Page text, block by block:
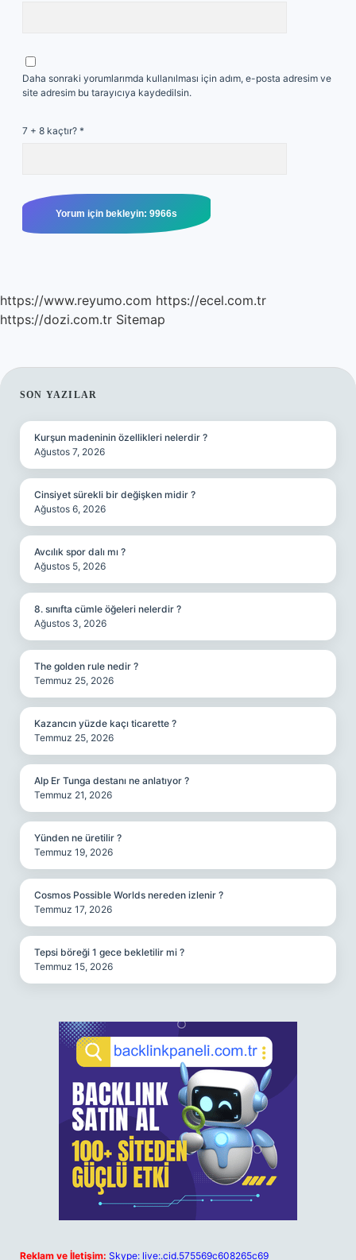
Daha sonraki yorumlarımda kullanılması için adım, e-posta adresim ve
site adresim bu tarayıcıya kaydedilsin.
7 + 8 kaçtır? *
https://www.reyumo.com https://ecel.com.tr
https://dozi.com.tr Sitemap
SIDEBAR
SON YAZILAR
Kurşun madeninin özellikleri nelerdir ?
Ağustos 7, 2026
Cinsiyet sürekli bir değişken midir ?
Ağustos 6, 2026
Avcılık spor dalı mı ?
Ağustos 5, 2026
8. sınıfta cümle öğeleri nelerdir ?
Ağustos 3, 2026
The golden rule nedir ?
Temmuz 25, 2026
Kazancın yüzde kaçı ticarette ?
Temmuz 25, 2026
Alp Er Tunga destanı ne anlatıyor ?
Temmuz 21, 2026
Yünden ne üretilir ?
Temmuz 19, 2026
Cosmos Possible Worlds nereden izlenir ?
Temmuz 17, 2026
Tepsi böreği 1 gece bekletilir mi ?
Temmuz 15, 2026
Reklam ve İletişim: Skype: live:.cid.575569c608265c69